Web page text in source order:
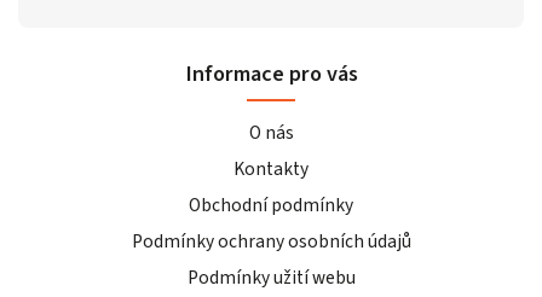
Informace pro vás
O nás
Kontakty
Obchodní podmínky
Podmínky ochrany osobních údajů
Podmínky užití webu